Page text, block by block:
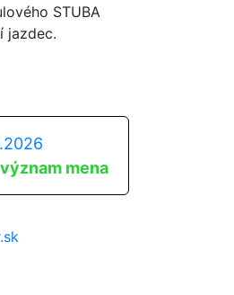
STUBA
jazdec.
mena